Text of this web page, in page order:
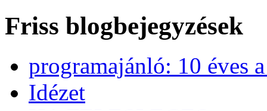
Friss blogbejegyzések
programajánló: 10 éves
Idézet